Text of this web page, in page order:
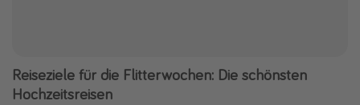
Reiseziele für die Flitterwochen: Die schönsten
Hochzeitsreisen